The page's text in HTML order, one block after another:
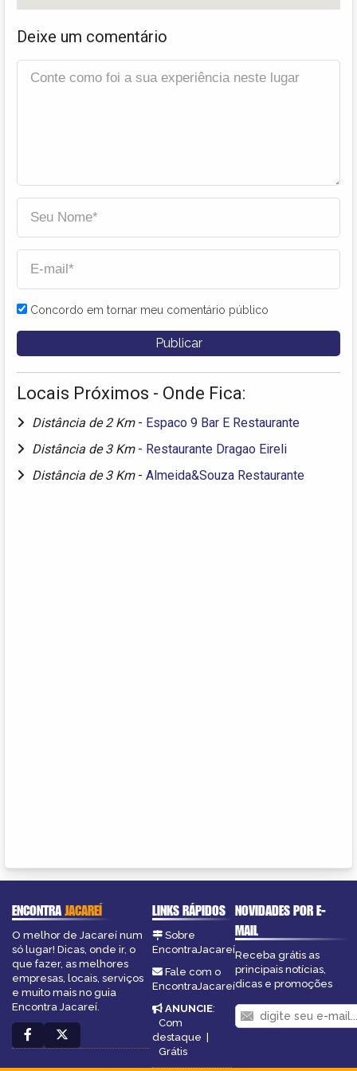
Deixe um comentário
Concordo em tornar meu comentário público
Locais Próximos - Onde Fica:
Distância de 2 Km - Espaco 9 Bar E Restaurante
Distância de 3 Km - Restaurante Dragao Eireli
Distância de 3 Km - Almeida&Souza Restaurante
ENCONTRAJACAREÍ
O melhor de Jacareí num
só lugar! Dicas, onde ir, o
que fazer, as melhores
empresas, locais, serviços
e muito mais no guia
Encontra Jacareí.
LINKS RÁPIDOS
Sobre
EncontraJacareí
Fale com o
EncontraJacareí
ANUNCIE:
Com
destaque |
Grátis
NOVIDADES POR E-
MAIL
Receba grátis as
principais notícias,
dicas e promoções